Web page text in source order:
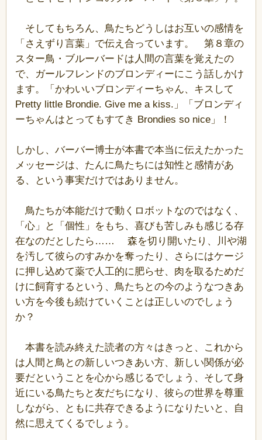
そしてもちろん、鳥たちどうしはお互いの感情を
「さえずり言葉」で伝え合っています。 第８章の
スター鳥・ブルーバードは人間の言葉を覚えたの
で、ガールフレンドのブロンディーにこう話しかけ
ます。「かわいいブロンディーちゃん、キスして
Pretty little Brondie. Give me a kiss.」「ブロンディ
ーちゃんはとってもすてき Brondies so nice」！
しかし、バーバー博士が本書で本当に伝えたかった
メッセージは、たんに鳥たちには知性と感情があ
る、という事実だけではありません。
鳥たちが本能だけで動くロボットなのではなく、
「心」と「個性」をもち、喜びも苦しみも感じる存
在なのだとしたら…… 森を切り開いたり、川や湖
を汚して彼らのすみかを奪ったり、さらにはケージ
に押し込めて薬で人工的に肥らせ、肉を取るためだ
けに飼育するという、鳥たちとの今のようなつきあ
い方を今後も続けていくことは正しいのでしょう
か？
本書を読み終えた読者の方々はきっと、これから
は人間と鳥との新しいつきあい方、新しい関係が必
要だということを心から感じるでしょう、そして身
近にいる鳥たちと友だちになり、彼らの世界を尊重
しながら、ともに共存できるようになりたいと、自
然に思えてくるでしょう。